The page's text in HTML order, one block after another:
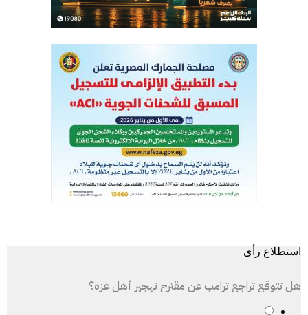
استطلاع رأى
هل تتوقع تراجع ترامب عن مقترح تهجير أهل غزة؟